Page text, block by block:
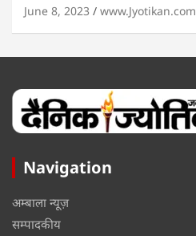
June 8, 2023 www.Jyotikan.com
Navigation
अम्बाला न्यूज़
सम्पादकीय